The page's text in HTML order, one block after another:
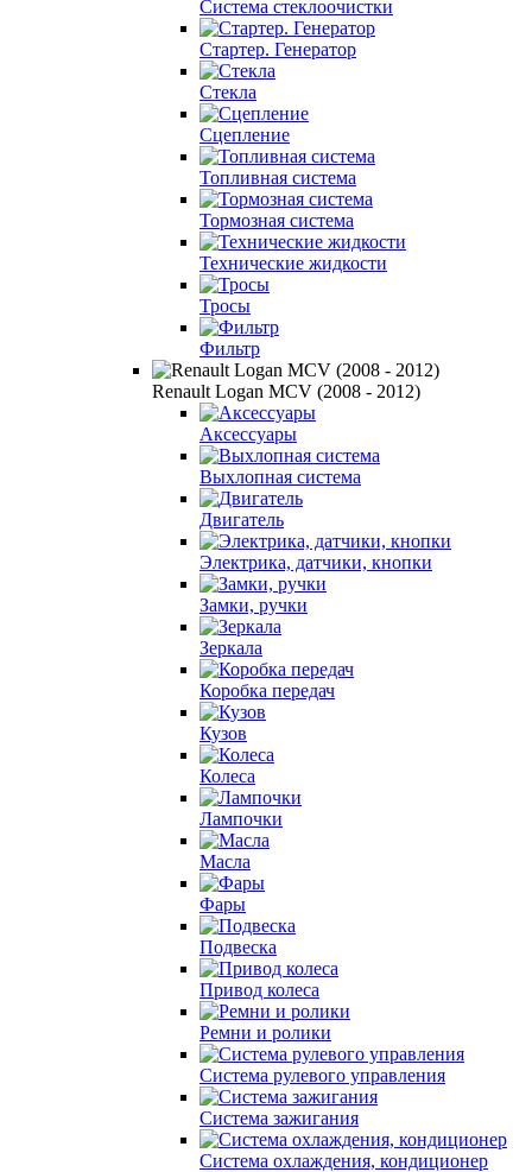
Система cтеклоочистки
Стартер. Генератор
Стекла
Сцепление
Топливная система
Тормозная система
Технические жидкости
Тросы
Фильтр
Renault Logan MCV (2008 - 2012)
Аксессуары
Выхлопная система
Двигатель
Электрика, датчики, кнопки
Замки, ручки
Зеркала
Коробка передач
Кузов
Колеса
Лампочки
Масла
Фары
Подвеска
Привод колеса
Ремни и ролики
Система рулевого управления
Система зажигания
Система охлаждения, кондиционер